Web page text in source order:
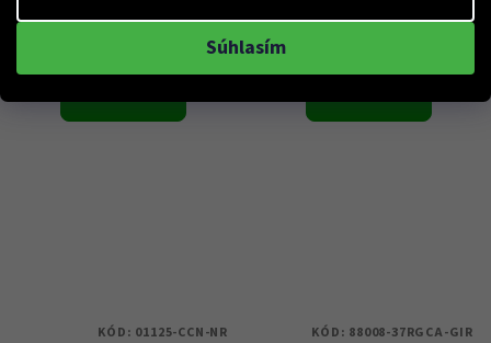
Súhlasím
KÓD: 01125-CCN-NR KÓD: 88008-37RGCA-GIR